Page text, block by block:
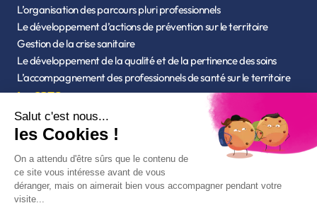
La CPTS
Qui sommes-nous ?
L’équipe
Statuts de l'association
Nos outils
Mon espace santé - CPAM
Chercher un professionnel de santé - Ameli
Accès à Annumédic
Accès à Parceo
L’organisation des parcours pluri professionnels
Le développement d’actions de prévention sur le territoire
Gestion de la crise sanitaire
Le développement de la qualité et de la pertinence des soins
L’accompagnement des professionnels de santé sur le territoire